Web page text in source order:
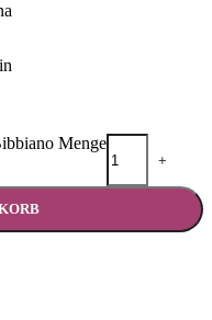
Menge
+